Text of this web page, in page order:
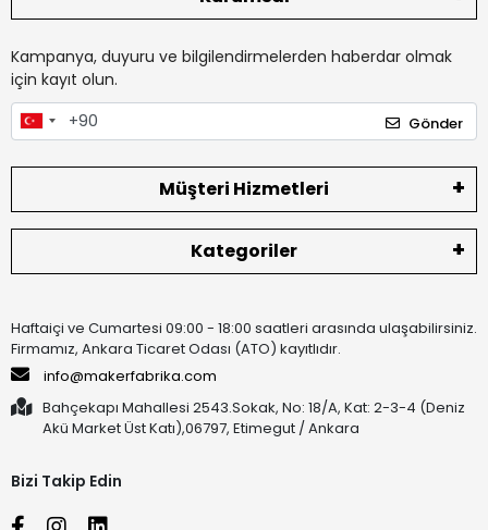
Kampanya, duyuru ve bilgilendirmelerden haberdar olmak
için kayıt olun.
Gönder
Müşteri Hizmetleri
Kategoriler
Haftaiçi ve Cumartesi 09:00 - 18:00 saatleri arasında ulaşabilirsiniz.
Firmamız, Ankara Ticaret Odası (ATO) kayıtlıdır.
info@makerfabrika.com
Bahçekapı Mahallesi 2543.Sokak, No: 18/A, Kat: 2-3-4 (Deniz
Akü Market Üst Katı),06797, Etimegut / Ankara
Bizi Takip Edin